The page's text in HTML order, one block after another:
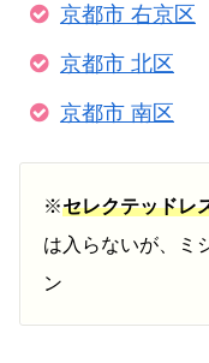
京都市 右京区
京都市 北区
京都市 南区
※セレクテッドレ
は入らないが、ミ
ン